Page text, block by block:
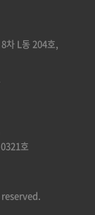
차 L동 204호,
호